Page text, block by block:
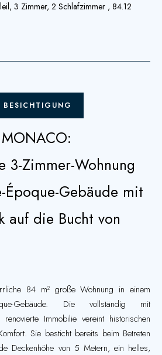
3 Zimmer, 2 Schlafzimmer , 84.12
MONACO:
3-Zimmer-Wohnung
Époque-Gebäude mit
auf die Bucht von
84 m² große Wohnung in einem
Gebäude. Die vollständig mit
renovierte Immobilie vereint historischen
Sie besticht bereits beim Betreten
Deckenhöhe von 5 Metern, ein helles,